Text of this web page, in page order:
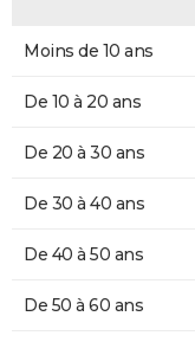
Moins de 10 ans
De 10 à 20 ans
De 20 à 30 ans
De 30 à 40 ans
De 40 à 50 ans
De 50 à 60 ans